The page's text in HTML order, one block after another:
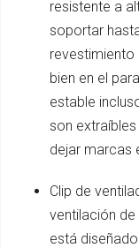
resistente a
soportar
revestimiento
bien en el
estable
son
dejar marcas
Clip de
ventilación
está